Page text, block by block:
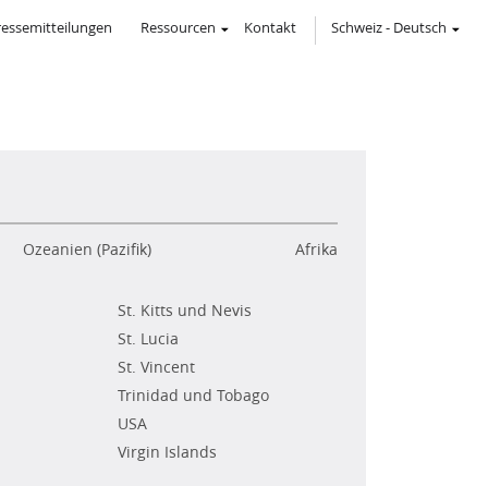
Ressourcen Kontakt Schweiz- Deutsch
Ozeanien (Pazifik) Afrika
St. Kitts und Nevis
St. Lucia
St. Vincent
Trinidad und Tobago
USA
Virgin Islands